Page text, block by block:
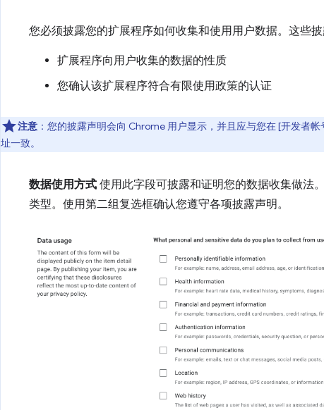
您必须披露您的扩展程序如何收集和使用用户数据。这些披
扩展程序向用户收集的数据的性质
您确认该扩展程序符合有限使用政策的认证
注意 ：您的披露声明会向 Chrome 用户显示，并且应与您在 [开发者
址一致。
数据使用方式 使用此字段可披露和证明您的数据收集做法
类型。使用第二组复选框确认您遵守各项披露声明。